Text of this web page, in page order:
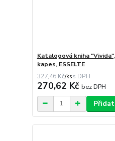
Katalogová kniha
kapes, ESSELTE
327,46 Kč/ks
270,62 Kč bez DPH